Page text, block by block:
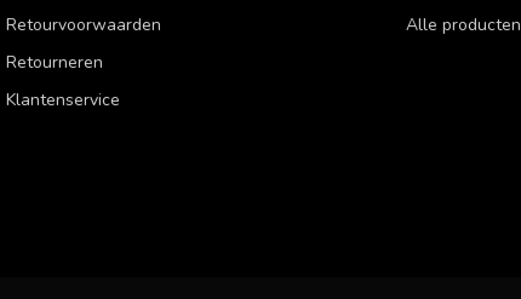
Retourvoorwaarden
Retourneren
Klantenservice
Alle producten